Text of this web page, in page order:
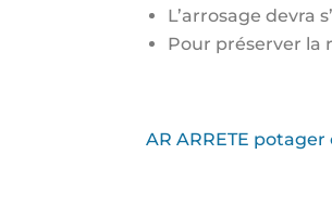
L’arrosage devra
Pour préserver la
AR ARRETE potager